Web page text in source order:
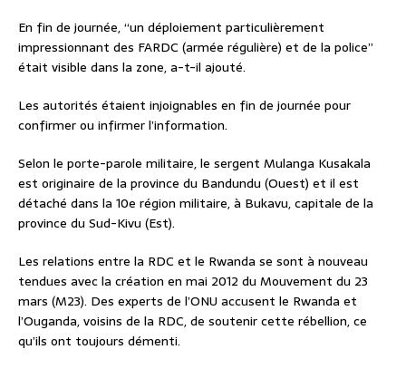
En fin de journée, “un déploiement particulièrement
impressionnant des FARDC (armée régulière) et de la police”
était visible dans la zone, a-t-il ajouté.
Les autorités étaient injoignables en fin de journée pour
confirmer ou infirmer l’information.
Selon le porte-parole militaire, le sergent Mulanga Kusakala
est originaire de la province du Bandundu (Ouest) et il est
détaché dans la 10e région militaire, à Bukavu, capitale de la
province du Sud-Kivu (Est).
Les relations entre la RDC et le Rwanda se sont à nouveau
tendues avec la création en mai 2012 du Mouvement du 23
mars (M23). Des experts de l’ONU accusent le Rwanda et
l’Ouganda, voisins de la RDC, de soutenir cette rébellion, ce
qu’ils ont toujours démenti.